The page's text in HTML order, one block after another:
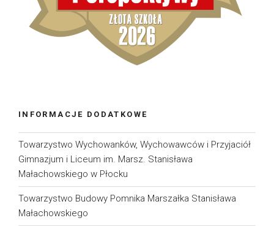
INFORMACJE DODATKOWE
Towarzystwo Wychowanków, Wychowawców i Przyjaciół
Gimnazjum i Liceum im. Marsz. Stanisława
Małachowskiego w Płocku
Towarzystwo Budowy Pomnika Marszałka Stanisława
Małachowskiego